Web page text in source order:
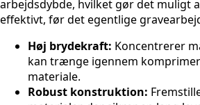
arbejdsdybde, hvilket gør det muligt
effektivt, før det egentlige
Høj brydekraft: Koncentrerer
kan trænge igennem
materiale.
Robust konstruktion: